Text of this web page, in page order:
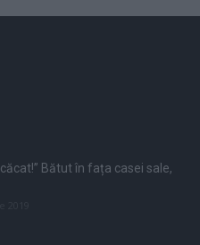
Bătut în fața casei sale,